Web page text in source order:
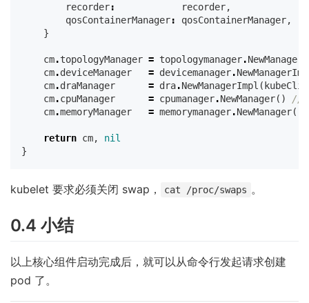
recorder: recorder,
qosContainerManager: qosContainerManager,
}
cm.topologyManager = topologymanager.NewManager
cm.deviceManager = devicemanager.
cm.draManager = dra.NewManagerImpl (
cm.cpuManager = cpumanager.NewManager()
//
cm.memoryManager = memorymanager.NewManager()
return cm,
nil
}
kubelet 要求必须关闭 swap， cat /proc/swaps 。
0.4 小结
以上核心组件启动完成后，就可以从命令行发起请求创建
pod 了。